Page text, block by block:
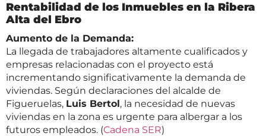
Rentabilidad de los Inmuebles en la Ribera
Alta del Ebro
Aumento de la Demanda:
La llegada de trabajadores altamente cualificados y
empresas relacionadas con el proyecto está
incrementando significativamente la demanda de
viviendas. Según declaraciones del alcalde de
Figueruelas, Luis Bertol, la necesidad de nuevas
viviendas en la zona es urgente para albergar a los
futuros empleados. (Cadena SER)